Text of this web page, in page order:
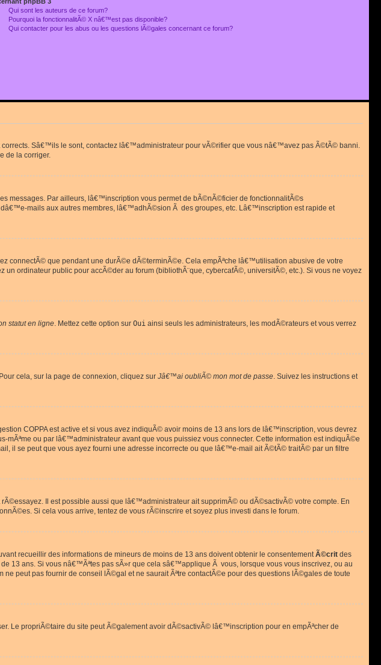
phpBB 3
Qui sont les auteurs de ce forum?
Pourquoi la fonctionnalitÃ© X nâ€™est pas disponible?
Qui contacter pour les abus ou les questions lÃ©gales concernant ce forum?
Sâ€™ils le sont, contactez lâ€™administrateur pour vÃ©rifier que vous nâ€™avez pas Ã©tÃ© banni.
de la corriger.
messages. Par ailleurs, lâ€™inscription vous permet de bÃ©nÃ©ficier de fonctionnalitÃ©s
mails aux autres membres, lâ€™adhÃ©sion Ã des groupes, etc. Lâ€™inscription est rapide et
connectÃ© que pendant une durÃ©e dÃ©terminÃ©e. Cela empÃªche lâ€™utilisation abusive de votre
ordinateur public pour accÃ©der au forum (bibliothÃ¨que, cybercafÃ©, universitÃ©, etc.). Si vous ne voyez
statut en ligne. Mettez cette option sur Oui ainsi seuls les administrateurs, les modÃ©rateurs et vous verrez
cela, sur la page de connexion, cliquez sur Jâ€™ai oubliÃ© mon mot de passe. Suivez les instructions et
COPPA est active et si vous avez indiquÃ© avoir moins de 13 ans lors de lâ€™inscription, vous devrez
ou par lâ€™administrateur avant que vous puissiez vous connecter. Cette information est indiquÃ©e
il se peut que vous ayez fourni une adresse incorrecte ou que lâ€™e-mail ait Ã©tÃ© traitÃ© par un filtre
Il est possible aussi que lâ€™administrateur ait supprimÃ© ou dÃ©sactivÃ© votre compte. En
Si cela vous arrive, tentez de vous rÃ©inscrire et soyez plus investi dans le forum.
recueillir des informations de mineurs de moins de 13 ans doivent obtenir le consentementÃ©crit des
13 ans. Si vous nâ€™Ãªtes pas sÃ»r que cela sâ€™applique Ã vous, lorsque vous vous inscrivez, ou au
peut pas fournir de conseil lÃ©gal et ne saurait Ãªtre contactÃ©e pour des questions lÃ©gales de toute
Le propriÃ©taire du site peut Ã©galement avoir dÃ©sactivÃ© lâ€™inscription pour en empÃªcher de